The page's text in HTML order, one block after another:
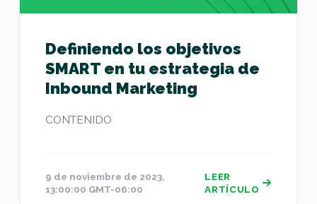
Definiendo los objetivos
SMART en tu estrategia de
Inbound Marketing
CONTENIDO
9 de noviembre de 2023,
13:00:00 GMT-06:00
LEER
ARTÍCULO